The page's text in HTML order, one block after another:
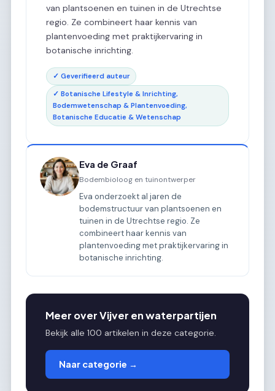
van plantsoenen en tuinen in de Utrechtse
regio. Ze combineert haar kennis van
plantenvoeding met praktijkervaring in
botanische inrichting.
✓ Geverifieerd auteur
✓ Botanische Lifestyle & Inrichting,
Bodemwetenschap & Plantenvoeding,
Botanische Educatie & Wetenschap
Eva de Graaf
Bodembioloog en tuinontwerper
Eva onderzoekt al jaren de
bodemstructuur van plantsoenen en
tuinen in de Utrechtse regio. Ze
combineert haar kennis van
plantenvoeding met praktijkervaring in
botanische inrichting.
Meer over Vijver en waterpartijen
Bekijk alle 100 artikelen in deze categorie.
Naar categorie →